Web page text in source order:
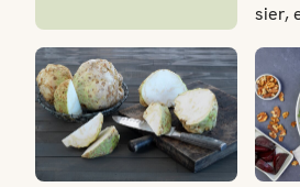
sier,
sett
er,
Derfor bør du spise sellerirot